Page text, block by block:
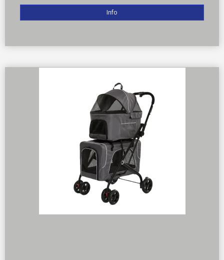
Info